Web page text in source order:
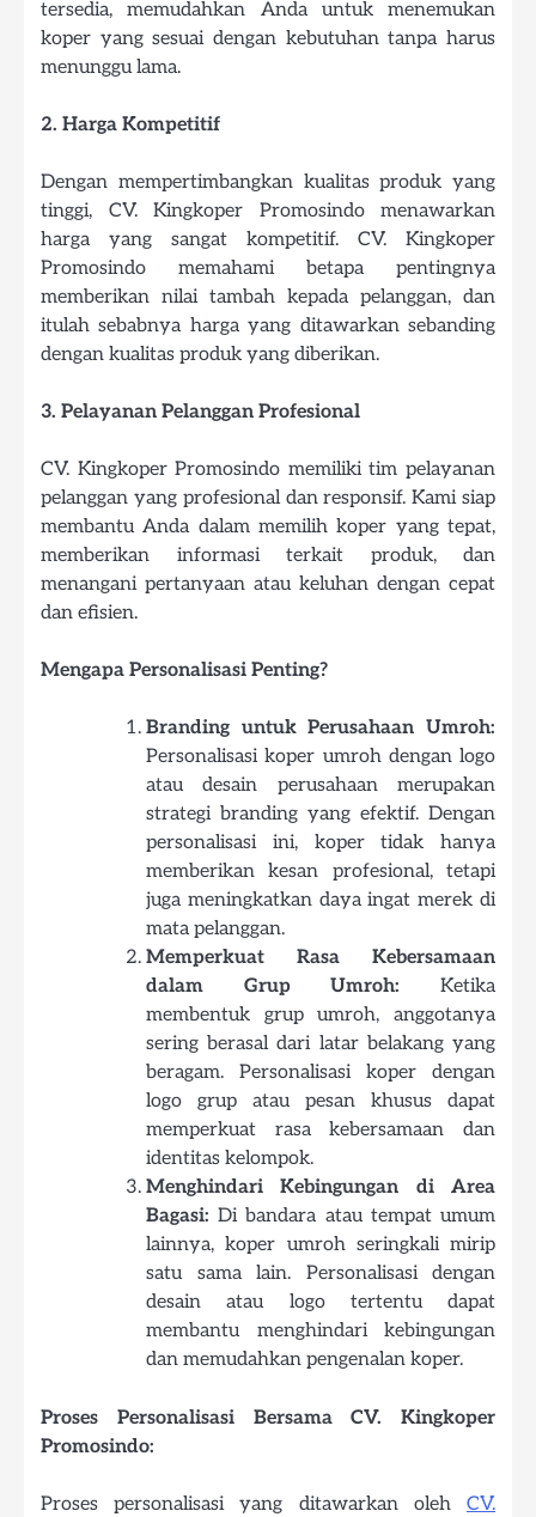
tersedia, memudahkan Anda untuk menemukan
koper yang sesuai dengan kebutuhan tanpa harus
menunggu lama.
2. Harga Kompetitif
Dengan mempertimbangkan kualitas produk yang
tinggi, CV. Kingkoper Promosindo menawarkan
harga yang sangat kompetitif. CV. Kingkoper
Promosindo memahami betapa pentingnya
memberikan nilai tambah kepada pelanggan, dan
itulah sebabnya harga yang ditawarkan sebanding
dengan kualitas produk yang diberikan.
3. Pelayanan Pelanggan Profesional
CV. Kingkoper Promosindo memiliki tim pelayanan
pelanggan yang profesional dan responsif. Kami siap
membantu Anda dalam memilih koper yang tepat,
memberikan informasi terkait produk, dan
menangani pertanyaan atau keluhan dengan cepat
dan efisien.
Mengapa Personalisasi Penting?
Branding untuk Perusahaan Umroh:
Personalisasi koper umroh dengan logo
atau desain perusahaan merupakan
strategi branding yang efektif. Dengan
personalisasi ini, koper tidak hanya
memberikan kesan profesional, tetapi
juga meningkatkan daya ingat merek di
mata pelanggan.
Memperkuat Rasa Kebersamaan
dalam Grup Umroh: Ketika
membentuk grup umroh, anggotanya
sering berasal dari latar belakang yang
beragam. Personalisasi koper dengan
logo grup atau pesan khusus dapat
memperkuat rasa kebersamaan dan
identitas kelompok.
Menghindari Kebingungan di Area
Bagasi: Di bandara atau tempat umum
lainnya, koper umroh seringkali mirip
satu sama lain. Personalisasi dengan
desain atau logo tertentu dapat
membantu menghindari kebingungan
dan memudahkan pengenalan koper.
Proses Personalisasi Bersama CV. Kingkoper
Promosindo:
Proses personalisasi yang ditawarkan oleh CV.